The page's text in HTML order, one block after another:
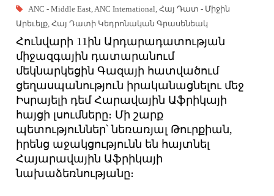
ANC - Middle East,ANC International,Հայ Դատ - Միջին
Արեւելք,Հայ Դատի Կեդրոնական Գրասենեակ
Հունվարի 11ին Արդարադատության
միջազգային դատարանում
մեկնարկեցին Գազայի հատվածում
ցեղասպանություն իրականացնելու մեջ
Իսրայելի դեմ Հարավային Աֆրիկայի
հայցի լսումները։ Մի շարք
պետություններ՝ նեռառյալ Թուրքիան,
իրենց աջակցությունն են հայտնել
Հայարավային Աֆրիկայի
նախաձեռնությանը։